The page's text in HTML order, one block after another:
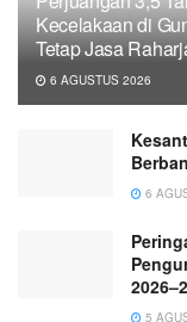
Kecelakaan di
Tetap Jasa
6 AGUSTUS 2026
6
5